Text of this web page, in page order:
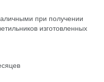
при получении
изготовленных